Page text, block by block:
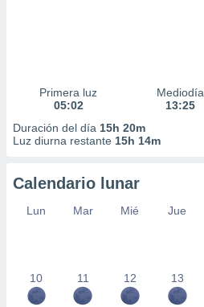
Primera luz
05:02
Mediodía
13:25
Duración del día 15h 20m
Luz diurna restante 15h 14m
Calendario lunar
Lun Mar Mié Jue
10 11 12 13